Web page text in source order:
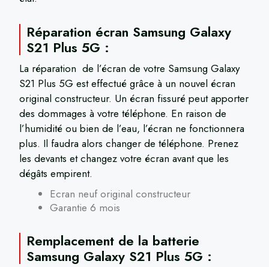
Réparation écran Samsung Galaxy
S21 Plus 5G :
La réparation de l’écran de votre Samsung Galaxy
S21 Plus 5G est effectué grâce à un nouvel écran
original constructeur. Un écran fissuré peut apporter
des dommages à votre téléphone. En raison de
l’humidité ou bien de l’eau, l’écran ne fonctionnera
plus. Il faudra alors changer de téléphone. Prenez
les devants et changez votre écran avant que les
dégâts empirent.
Ecran neuf original constructeur
Garantie 6 mois
Remplacement de la batterie
Samsung Galaxy S21 Plus 5G :